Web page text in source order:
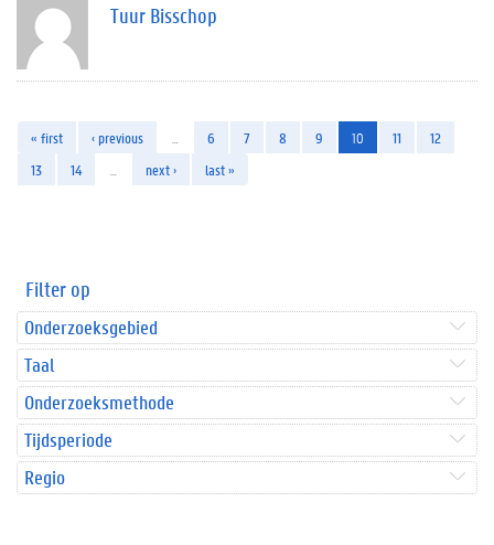
Tuur Bisschop
« first ‹ previous 6 7 8 9 10 11
12
13
14 next › last »
Filter op
Onderzoeksgebied
Taal
Onderzoeksmethode
Tijdsperiode
Regio